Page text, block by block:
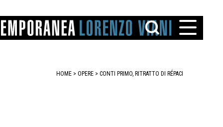
HOME > OPERE > CONTI PRIMO, RITRATTO DI RÉPACI